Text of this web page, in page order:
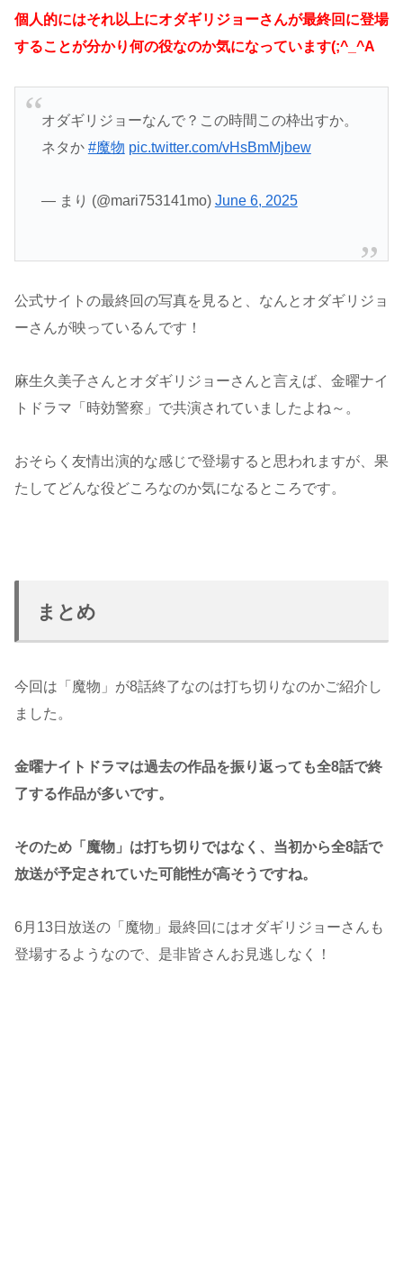
個人的にはそれ以上にオダギリジョーさんが最終回に登場
することが分かり何の役なのか気になっています(;^_^A
オダギリジョーなんで？この時間この枠出すか。
ネタか #魔物 pic.twitter.com/vHsBmMjbew
— まり (@mari753141mo) June 6, 2025
公式サイトの最終回の写真を見ると、なんとオダギリジョ
ーさんが映っているんです！
麻生久美子さんとオダギリジョーさんと言えば、金曜ナイ
トドラマ「時効警察」で共演されていましたよね～。
おそらく友情出演的な感じで登場すると思われますが、果
たしてどんな役どころなのか気になるところです。
まとめ
今回は「魔物」が8話終了なのは打ち切りなのかご紹介し
ました。
金曜ナイトドラマは過去の作品を振り返っても全8話で終
了する作品が多いです。
そのため「魔物」は打ち切りではなく、当初から全8話で
放送が予定されていた可能性が高そうですね。
6月13日放送の「魔物」最終回にはオダギリジョーさんも
登場するようなので、是非皆さんお見逃しなく！